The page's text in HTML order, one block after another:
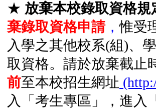
★ 放棄本校錄取資格規
棄錄取資格申請，惟受
入學之其他校系(組)、
取資格。請於放棄截止
前至本校招生網址
入「考生專區」，進入